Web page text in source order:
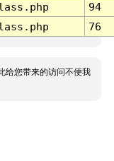
94
76
给您带来的访问不便我